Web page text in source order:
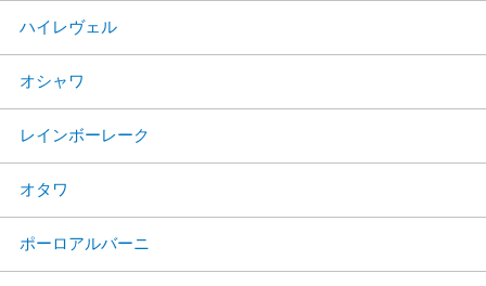
ハイレヴェル
オシャワ
レインボーレーク
オタワ
ポーロアルバーニ